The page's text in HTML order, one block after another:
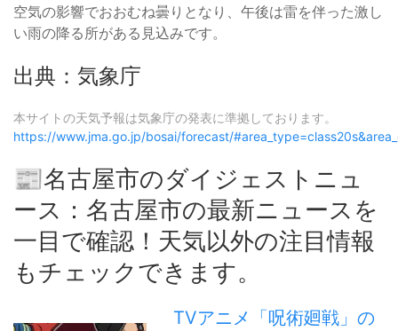
空気の影響でおおむね曇りとなり、午後は雷を伴った激し
い雨の降る所がある見込みです。
出典：気象庁
本サイトの天気予報は気象庁の発表に準拠しております。
https://www.jma.go.jp/bosai/forecast/
📰名古屋市のダイジェストニュ
ース：名古屋市の最新ニュースを
一目で確認！天気以外の注目情報
もチェックできます。
TVアニメ「呪術廻戦」の